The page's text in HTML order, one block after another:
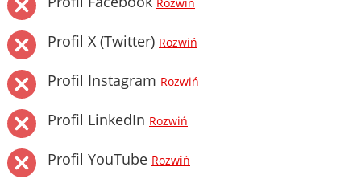
Rozwiń
Profil X (Twitter) Rozwiń
Profil Instagram Rozwiń
Profil LinkedIn Rozwiń
Profil YouTube Rozwiń